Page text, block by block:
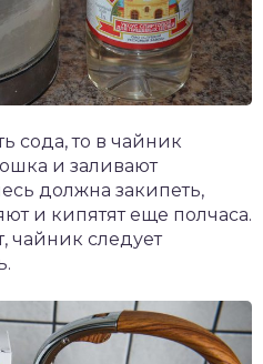
сода, то в чайник
и заливают
должна закипеть,
и кипятят еще полчаса.
чайник следует